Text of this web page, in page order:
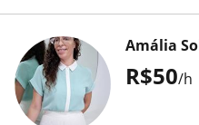
R$50/h
Amália